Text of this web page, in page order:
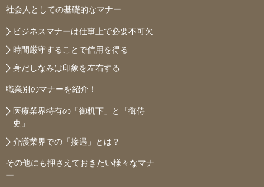
社会人としての基礎的なマナー
ビジネスマナーは仕事上で必要不可欠
時間厳守することで信用を得る
身だしなみは印象を左右する
職業別のマナーを紹介！
医療業界特有の「御机下」と「御侍
史」
介護業界での「接遇」とは？
その他にも押さえておきたい様々なマナ
ー